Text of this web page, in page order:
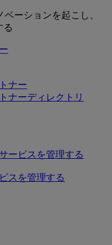
ーションを起こし、
る
ナー
ナーディレクトリ
ービスを管理する
スを管理する